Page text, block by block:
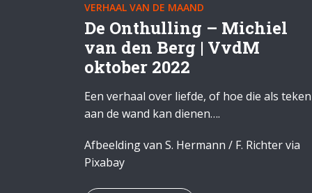
VERHAAL VAN DE MAAND
De Onthulling – Michiel
van den Berg | VvdM
oktober 2022
Een verhaal over liefde, of hoe die als teken
aan de wand kan dienen….
Afbeelding van S. Hermann / F. Richter via
Pixabay